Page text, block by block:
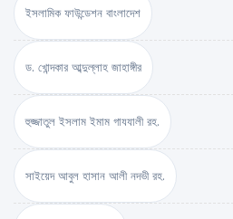
ইসলামিক ফাউন্ডেশন বাংলাদেশ
ড. খোন্দকার আব্দুল্লাহ জাহাঙ্গীর
হুজ্জাতুল ইসলাম ইমাম গাযযালী রহ.
সাইয়েদ আবুল হাসান আলী নদভী রহ.